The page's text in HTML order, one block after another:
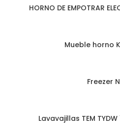
HORNO DE EMPOTRAR
Mueble horno
Freezer
Lavavajillas TEM